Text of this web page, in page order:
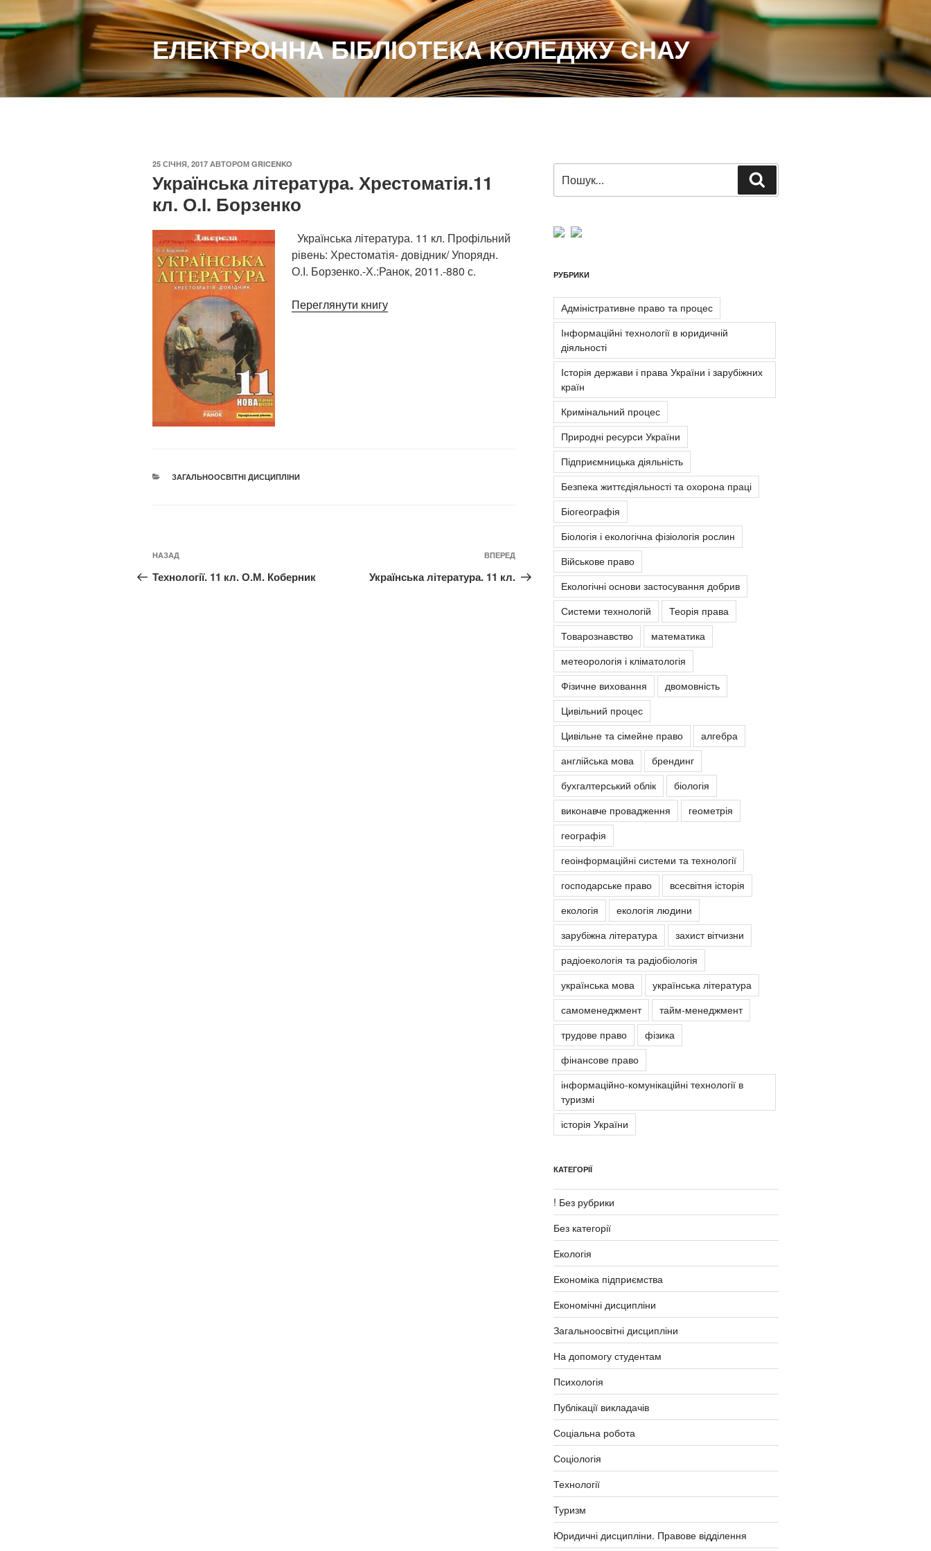
Перейти
до
вмісту
ЕЛЕКТРОННА БІБЛІОТЕКА КОЛЕДЖУ СНАУ
ОПУБЛІКОВАНО
25 СІЧНЯ, 2017 АВТОРОМ GRICENKO
Українська література. Хрестоматія.11
кл. О.І. Борзенко
Українська література. 11 кл. Профільний
рівень: Хрестоматія- довідник/ Упорядн.
О.І. Борзенко.-Х.:Ранок, 2011.-880 с.
Переглянути книгу
КАТЕГОРІЇ
ЗАГАЛЬНООСВІТНІ ДИСЦИПЛІНИ
Навігація
записів
Попередній
запис:
НАЗАД
Технології. 11 кл. О.М. Коберник
Наступний
запис
ВПЕРЕД
Українська література. 11 кл.
за
запитом:
РУБРИКИ
Адміністративне право та процес
Інформаційні технології в юридичній
діяльності
Історія держави і права України і зарубіжних
країн
Кримінальний процес
Природні ресурси України
Підприємницька діяльність
Безпека життєдіяльності та охорона праці
Біогеографія
Біологія і екологічна фізіологія рослин
Військове право
Екологічні основи застосування добрив
Системи технологій
Теорія права
Товарознавство
математика
метеорологія і кліматологія
Фізичне виховання
двомовність
Цивільний процес
Цивільне та сімейне право
алгебра
англійська мова
брендинг
бухгалтерський облік
біологія
виконавче провадження
геометрія
географія
геоінформаційні системи та технології
господарське право
всесвітня історія
екологія
екологія людини
зарубіжна література
захист вітчизни
радіоекологія та радіобіологія
українська мова
українська література
самоменеджмент
тайм-менеджмент
трудове право
фізика
фінансове право
інформаційно-комунікаційні технології в
туризмі
історія України
КАТЕГОРІЇ
! Без рубрики
Без категорії
Екологія
Економіка підприємства
Економічні дисципліни
Загальноосвітні дисципліни
На допомогу студентам
Психологія
Публікації викладачів
Соціальна робота
Соціологія
Технології
Туризм
Юридичні дисципліни. Правове відділення